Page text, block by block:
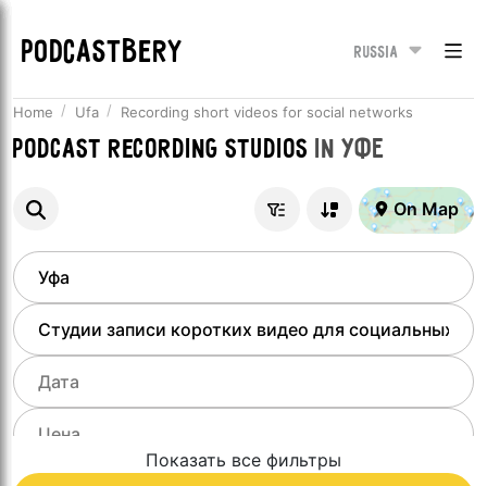
PODCASTBERY Russia
Home Ufa Recording short videos for social networks
Podcast recording studios inУфе
On Map
Показать все фильтры